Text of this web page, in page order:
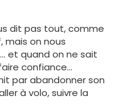
dit pas tout, comme
mais on nous
et quand on ne sait
confiance...
par abandonner son
à volo, suivre la